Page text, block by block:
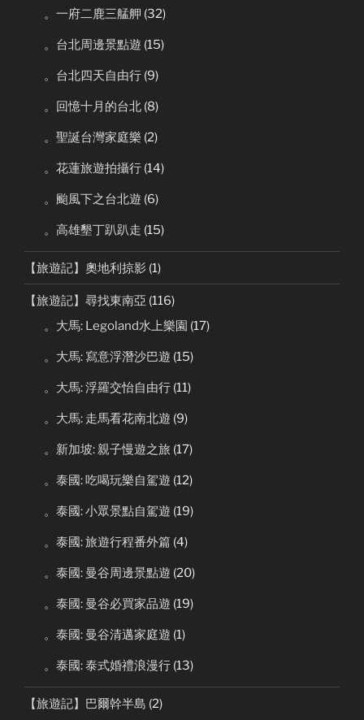
。一府二鹿三艋舺 (32)
。台北周邊景點遊 (15)
。台北四天自由行 (9)
。回憶十月的台北 (8)
。聖誕台灣家庭樂 (2)
。花蓮旅遊拍攝行 (14)
。颱風下之台北遊 (6)
。高雄墾丁趴趴走 (15)
【旅遊記】奧地利掠影 (1)
【旅遊記】尋找東南亞 (116)
。大馬: Legoland水上樂園 (17)
。大馬: 寫意浮潛沙巴遊 (15)
。大馬: 浮羅交怡自由行 (11)
。大馬: 走馬看花南北遊 (9)
。新加坡: 親子慢遊之旅 (17)
。泰國: 吃喝玩樂自駕遊 (12)
。泰國: 小眾景點自駕遊 (19)
。泰國: 旅遊行程番外篇 (4)
。泰國: 曼谷周邊景點遊 (20)
。泰國: 曼谷必買家品遊 (19)
。泰國: 曼谷清邁家庭遊 (1)
。泰國: 泰式婚禮浪漫行 (13)
【旅遊記】巴爾幹半島 (2)